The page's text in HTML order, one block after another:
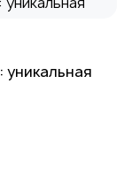
уникальная